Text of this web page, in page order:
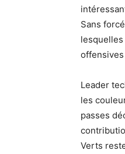
Sans
Leader
les
passes
Verts